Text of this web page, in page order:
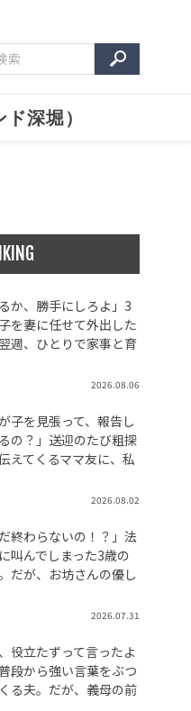
ド深堀）
るか、勝手にしろよ」3
を妻に任せて外出した
週、ひとりで家事と育
2026.08.06
が子を見張って、報告し
の？」送迎のたび粗探
えてくるママ友に、私
2026.08.02
だ終わらないの！？」法
叫んでしまった3歳の
だが、お坊さんの優し
2026.07.31
、役立たずって言ったよ
段から強い言葉をぶつ
る夫。だが、義母の前